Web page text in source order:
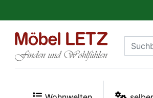
Kundenmeinungen
PREMIUM